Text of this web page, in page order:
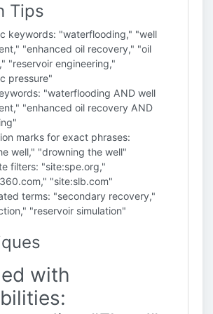
Tips
keywords: "waterflooding," "well
"enhanced oil recovery," "oil
"reservoir engineering,"
pressure"
"waterflooding AND well
"enhanced oil recovery AND
marks for exact phrases:
well," "drowning the well"
filters: "site:spe.org,"
"site:slb.com"
terms: "secondary recovery,"
"reservoir simulation"
with